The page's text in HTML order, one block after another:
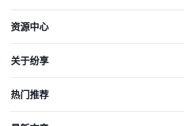
资源中心
关于纷享
热门推荐